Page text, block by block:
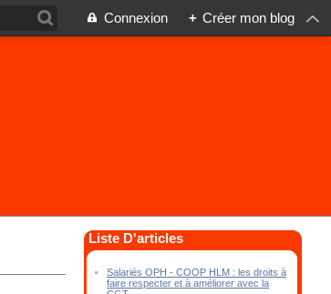
Connexion + Créer mon blog
Liste D'articles
Salariés OPH - COOP HLM : les droits à
faire respecter et à améliorer avec la